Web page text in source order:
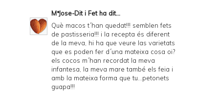
MªJose-Dit i Fetha dit...
Què macos t´han quedat!!! semblen fets
de pastisseria!!! i la recepta és diferent
de la meva, hi ha que veure las varietats
que es poden fer d´una mateixa cosa oi?
els cocos m´han recordat la meva
infantesa, la meva mare també els feia i
amb la mateixa forma que tu...petonets
guapa!!!